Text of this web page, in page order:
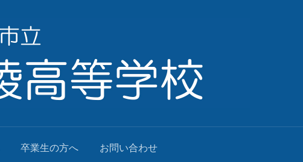
卒業生の方へ お問い合わせ